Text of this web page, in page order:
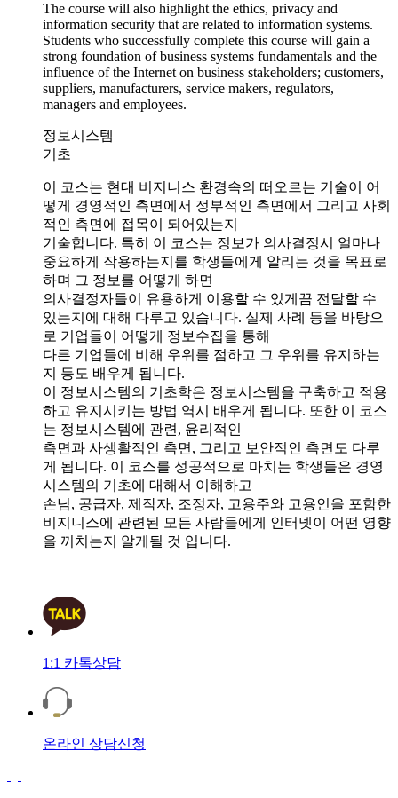
The course will also highlight the ethics, privacy and
information security that are related to information systems.
Students who successfully complete this course will gain a
strong foundation of business systems fundamentals and the
influence of the Internet on business stakeholders; customers,
suppliers, manufacturers, service makers, regulators,
managers and employees.
정보시스템
기초
이 코스는 현대 비지니스 환경속의 떠오르는 기술이 어
떻게 경영적인 측면에서 정부적인 측면에서 그리고 사회
적인 측면에 접목이 되어있는지
기술합니다. 특히 이 코스는 정보가 의사결정시 얼마나
중요하게 작용하는지를 학생들에게 알리는 것을 목표로
하며 그 정보를 어떻게 하면
의사결정자들이 유용하게 이용할 수 있게끔 전달할 수
있는지에 대해 다루고 있습니다. 실제 사례 등을 바탕으
로 기업들이 어떻게 정보수집을 통해
다른 기업들에 비해 우위를 점하고 그 우위를 유지하는
지 등도 배우게 됩니다.
이 정보시스템의 기초학은 정보시스템을 구축하고 적용
하고 유지시키는 방법 역시 배우게 됩니다. 또한 이 코스
는 정보시스템에 관련, 윤리적인
측면과 사생활적인 측면, 그리고 보안적인 측면도 다루
게 됩니다. 이 코스를 성공적으로 마치는 학생들은 경영
시스템의 기초에 대해서 이해하고
손님, 공급자, 제작자, 조정자, 고용주와 고용인을 포함한
비지니스에 관련된 모든 사람들에게 인터넷이 어떤 영향
을 끼치는지 알게될 것 입니다.
1:1 카톡상담
온라인 상담신청